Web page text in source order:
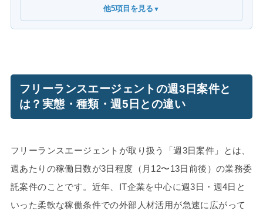
他5項目を見る ▼
フリーランスエージェントの週3日案件と
は？実態・種類・週5日との違い
フリーランスエージェントが取り扱う「週3日案件」とは、
週あたりの稼働日数が3日程度（月12〜13日前後）の業務委
託案件のことです。近年、IT企業を中心に週3日・週4日と
いった柔軟な稼働条件での外部人材活用が急速に広がって